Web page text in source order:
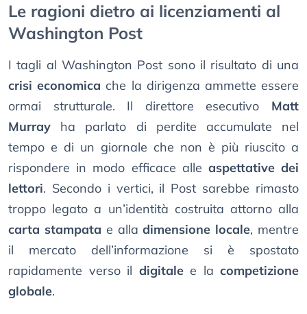
Le ragioni dietro ai licenziamenti al
Washington Post
I tagli al Washington Post sono il risultato di una
crisi economica che la dirigenza ammette essere
ormai strutturale. Il direttore esecutivo Matt
Murray ha parlato di perdite accumulate nel
tempo e di un giornale che non è più riuscito a
rispondere in modo efficace alle aspettative dei
lettori. Secondo i vertici, il Post sarebbe rimasto
troppo legato a un’identità costruita attorno alla
carta stampata e alladimensione locale, mentre
il mercato dell’informazione si è spostato
rapidamente verso il digitalee la competizione
globale.